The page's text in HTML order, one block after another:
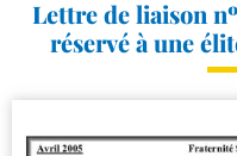
Lettre de liaison
réservé à une